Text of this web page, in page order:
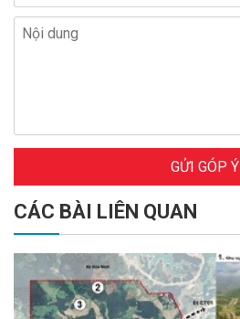
GỬI GÓP Ý
CÁC BÀI LIÊN QUAN